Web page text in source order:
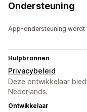
Ondersteuning
App-ondersteuning wordt
Hulpbronnen
Privacybeleid
Deze ontwikkelaar
Nederlands.
Ontwikkelaar